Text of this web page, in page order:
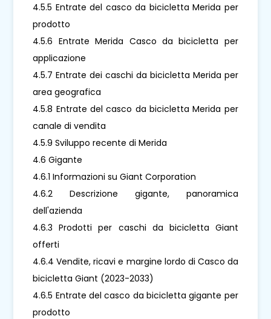
4.5.5 Entrate del casco da bicicletta Merida per
prodotto
4.5.6 Entrate Merida Casco da bicicletta per
applicazione
4.5.7 Entrate dei caschi da bicicletta Merida per
area geografica
4.5.8 Entrate del casco da bicicletta Merida per
canale di vendita
4.5.9 Sviluppo recente di Merida
4.6 Gigante
4.6.1 Informazioni su Giant Corporation
4.6.2 Descrizione gigante, panoramica
dell'azienda
4.6.3 Prodotti per caschi da bicicletta Giant
offerti
4.6.4 Vendite, ricavi e margine lordo di Casco da
bicicletta Giant (2023-2033)
4.6.5 Entrate del casco da bicicletta gigante per
prodotto